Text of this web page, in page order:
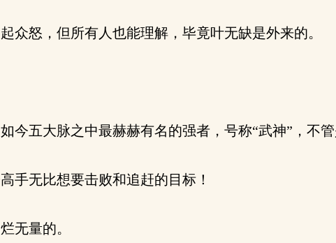
众怒，但所有人也能理解，毕竟叶无缺是外来的。
今五大脉之中最赫赫有名的强者，号称“武神”，不
手无比想要击败和追赶的目标！
无量的。